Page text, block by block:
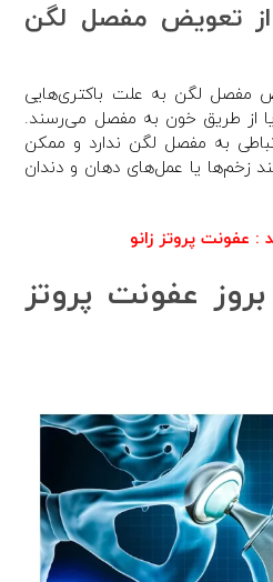
تعویض مفصل لگن
مفصل لگن به علت باکتری‌هایی
از طریق خون به مفصل می‌رسند.
به مفصل لگن ندارد و ممکن
زخم‌ها یا عمل‌های دهان و دندان
:‌ عفونت پروتز زانو
عفونت پروتز